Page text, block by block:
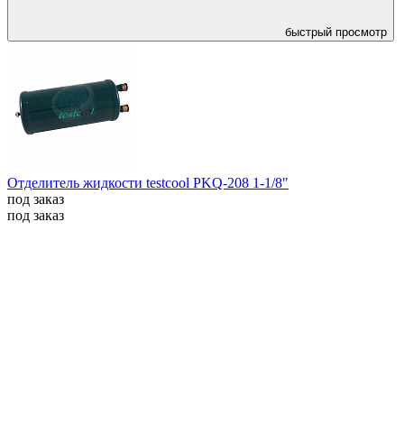
быстрый просмотр
Отделитель жидкости testcool PKQ-208 1-1/8"
под заказ
под заказ